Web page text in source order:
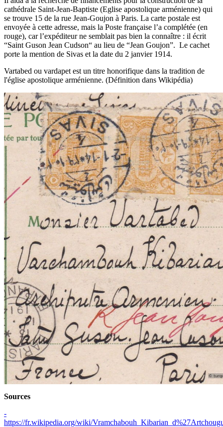
cathédrale Saint-Jean-Baptiste (Eglise apostolique arménienne) qui
se trouve 15 de la rue Jean-Goujon à Paris. La carte postale est
envoyée à cette adresse, mais la Poste française l’a complétée (en
rouge), car l’expéditeur ne semblait pas bien la connaître : il écrit
“Saint Guson Jean Cudson“ au lieu de “Jean Goujon”. Le cachet
porte la mention de Sivas et la date du 2 janvier 1914.
Vartabed ou vardapet est un titre honorifique dans la tradition de
l'église apostolique arménienne. (Définition dans Wikipédia)
Sources
-
https://fr.wikipedia.org/wiki/